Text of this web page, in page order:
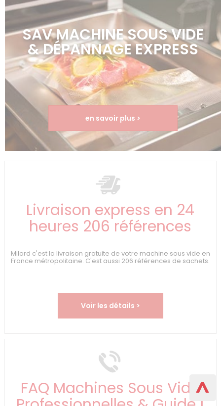
SAV MACHINE SOUS VIDE
& DÉPANNAGE EXPRESS
en savoir plus >
Livraison express en 24
heures 206 références
Milord c'est la livraison gratuite de votre machine sous vide en
France métropolitaine. C'est aussi 206 références de sachets.
Voir les détails >
FAQ Machines Sous Vide